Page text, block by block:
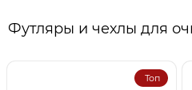
Футляры и чехлы для
Топ